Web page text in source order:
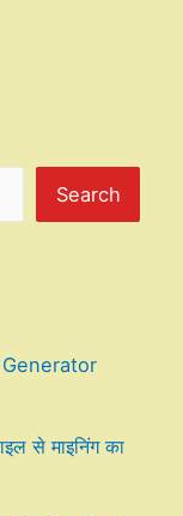
Search
से माइनिंग का